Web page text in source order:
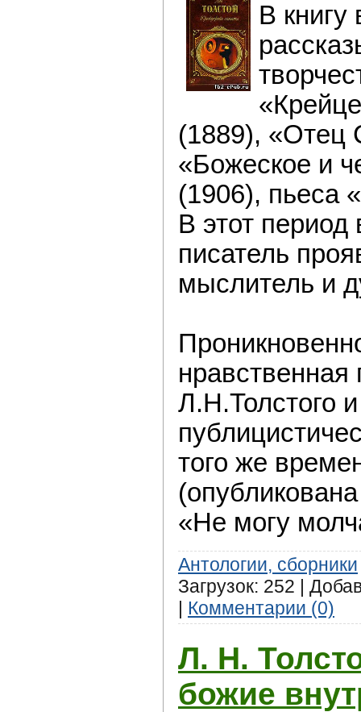
В книгу
(1889), «Отец
«Божеское и
(1906), пьеса
В этот
писатель
мыслитель и
нравственная
Л.Н.Толстого и
того же
«Не могу
Антологии, сборники
Загрузок: 252 |
| Комментарии (0)
Л. Н.
божие